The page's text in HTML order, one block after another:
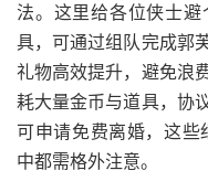
法。这里给各位侠士
具，可通过组队完成郭
礼物高效提升，避免浪
耗大量金币与道具，协
可申请免费离婚，这
中都需格外注意。